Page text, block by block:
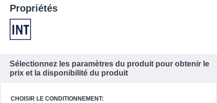
Propriétés
Sélectionnez les paramètres du produit pour obtenir le
prix et la disponibilité du produit
CHOISIR LE CONDITIONNEMENT: